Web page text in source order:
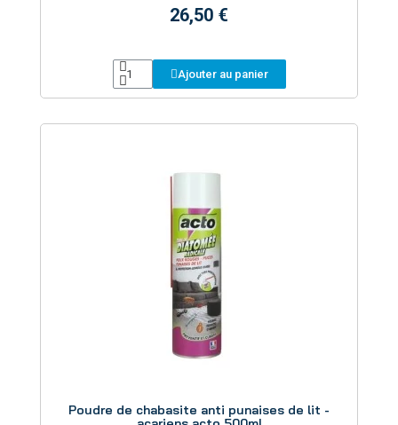
26,50 €
Ajouter au panier
Poudre de chabasite anti punaises de lit -